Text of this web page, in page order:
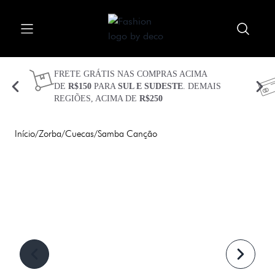
Abrir menu
Fechar menu Meu carrinho
Procurar
CUECAS
KITS
SEJA BEM VINDO(A)
FRETE GRÁTIS NAS COMPRAS ACIMA
DE R$150 PARA SUL E SUDESTE. DEMAIS
REGIÕES, ACIMA DE R$250
Início/Zorba/Cuecas/Samba Canção